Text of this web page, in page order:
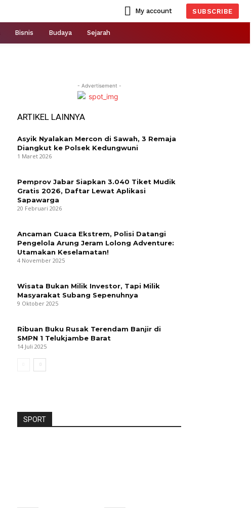
My account SUBSCRIBE
Bisnis Budaya Sejarah
- Advertisement -
ARTIKEL LAINNYA
Asyik Nyalakan Mercon di Sawah, 3 Remaja
Diangkut ke Polsek Kedungwuni
1 Maret 2026
Pemprov Jabar Siapkan 3.040 Tiket Mudik
Gratis 2026, Daftar Lewat Aplikasi
Sapawarga
20 Februari 2026
Ancaman Cuaca Ekstrem, Polisi Datangi
Pengelola Arung Jeram Lolong Adventure:
Utamakan Keselamatan!
4 November 2025
Wisata Bukan Milik Investor, Tapi Milik
Masyarakat Subang Sepenuhnya
9 Oktober 2025
Ribuan Buku Rusak Terendam Banjir di
SMPN 1 Telukjambe Barat
14 Juli 2025
SPORT